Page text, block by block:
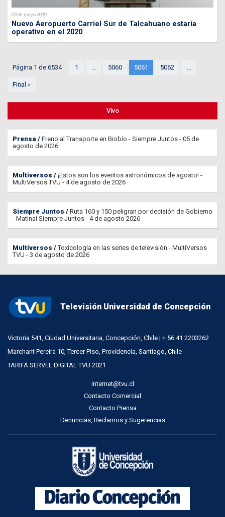
09 de mayo 2019
Nuevo Aeropuerto Carriel Sur de Talcahuano estaría
operativo en el 2020
Página 1 de 6534 1 ... 5060 5061 5062 ...
Final »
Vivo
Prensa
Freno al Transporte en Biobío - Siempre Juntos - 05 de
agosto de 2026
Multiversos
¡Estos son los eventos astronómicos de agosto! -
MultiVersos TVU - 4 de agosto de 2026
Siempre Juntos
Ruta 160 y 150 peligran por decisión de Gobierno
- Matinal Siempre Juntos - 4 de agosto 2026
Multiversos
Toxicología en las series de televisión - MultiVersos
TVU - 3 de agosto de 2026
Televisión Universidad de Concepción
Victoria 541, Ciudad Universitaria, Concepción, Chile | + 56 41 2203262
Marchant Pereira 10, Tercer Piso, Providencia, Santiago, Chile
TARIFA SERVEL DIGITAL TVU 2021
internet@tvu.cl
Contacto Comercial
Contacto Prensa
Denuncias, Reclamos y Sugerencias